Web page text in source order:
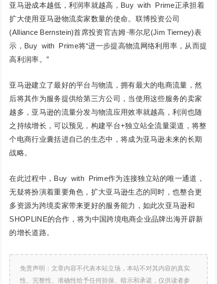
亚马逊成本越低，利润率就越高，Buy with Prime正承担着
扩大使用亚马逊物流卖家数量的使命。联博投资公司
(Alliance Bernstein)首席投资官吉姆·蒂尔尼(Jim Tierney)表
示，Buy with Prime将“进一步提高物流网络利用率，从而提
高利润率。”
亚马逊建立了最好的平台与物流，拥有最大的电商流量，然
后将其作为服务提供给第三方公司，当使用这些服务的卖家
越多，亚马逊的流量分发与物流应用效率就越高，利润也随
之持续增长，可以预见，构建平台+独立站全流量渠道，将整
个电商行业囊括进自己的生态中，将成为亚马逊未来的长期
战略。
在此过程中，Buy with Prime作为连接独立站的唯一通道，
无疑将扮演着重要角色，扩大亚马逊生态的同时，也整合更
多资源为跨境卖家带来更好的服务能力，如此次亚马逊和
SHOPLINE的合作，将为中国跨境电商企业品牌出海开辟新
的增长道路。
免责声明：文章内容不代表本站立场，本站不对其内容的真实
性、完整性、准确性给予任何担保、暗示和承诺，仅供读者参